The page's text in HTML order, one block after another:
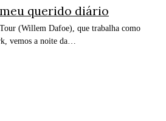
querido diário
(Willem Dafoe), que trabalha como
vemos a noite da…